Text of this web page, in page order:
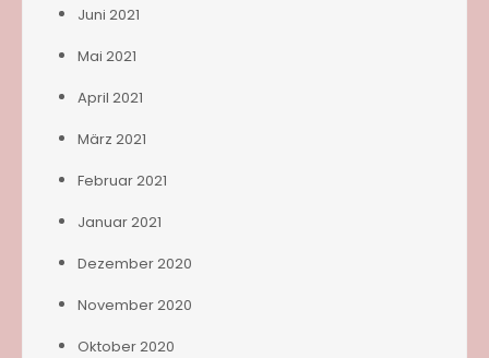
Juni 2021
Mai 2021
April 2021
März 2021
Februar 2021
Januar 2021
Dezember 2020
November 2020
Oktober 2020